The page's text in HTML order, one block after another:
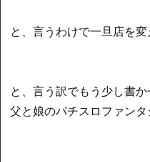
と、言うわけで一旦店を変
と、言う訳でもう少し書か
父と娘のパチスロファンタ